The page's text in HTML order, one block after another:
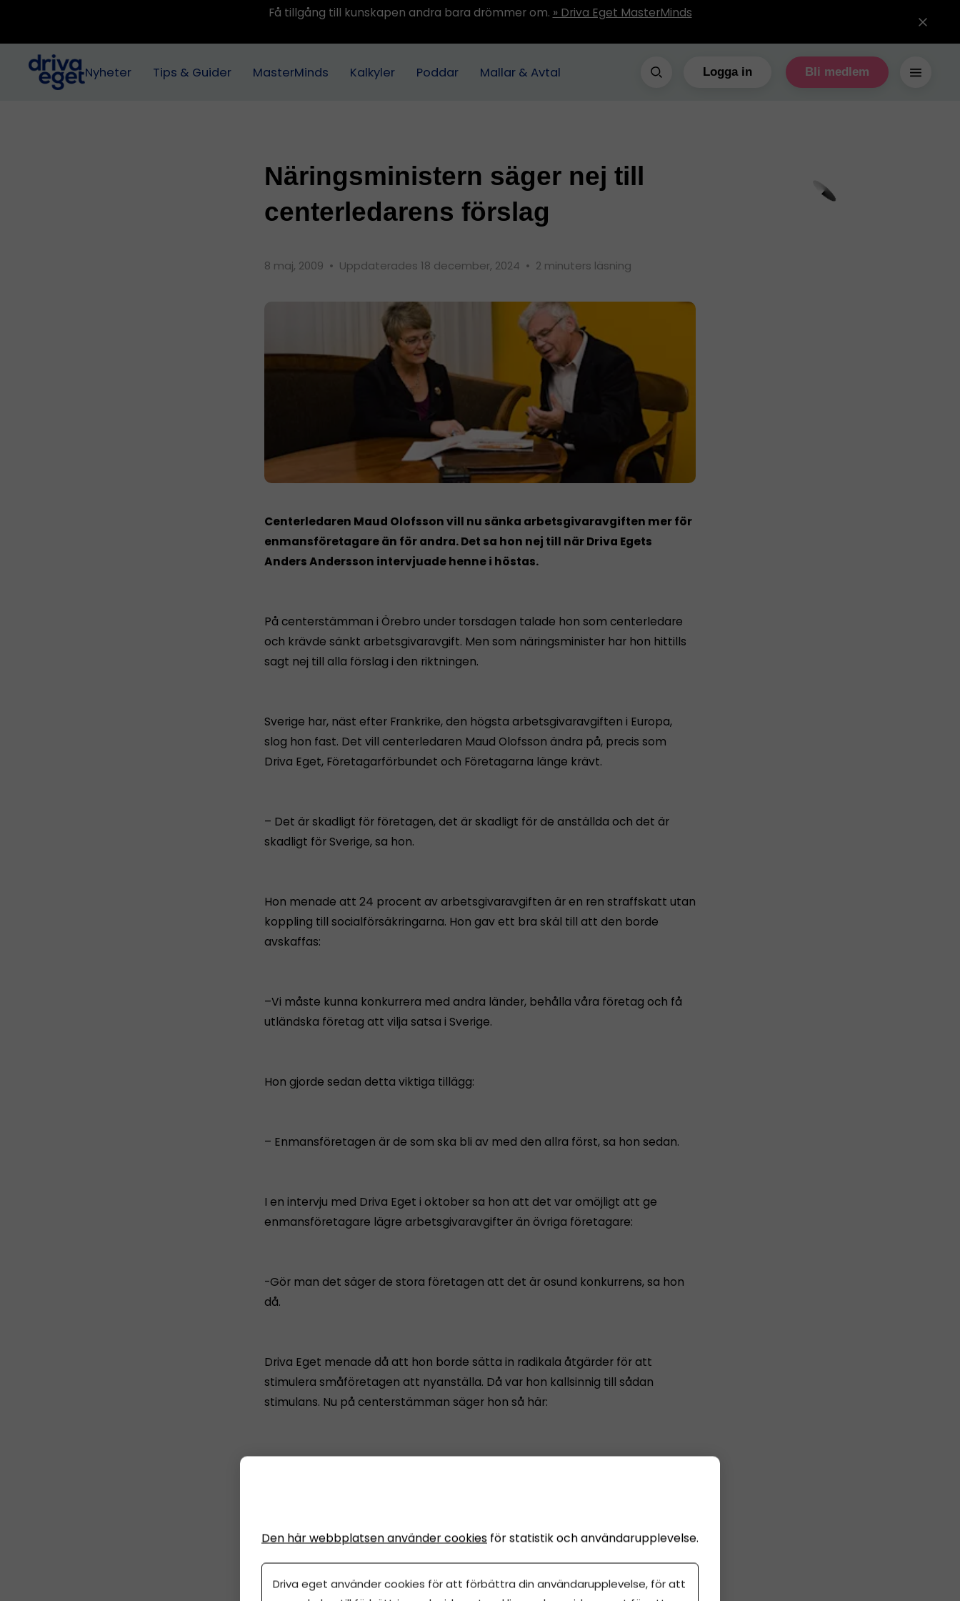
Få tillgång till kunskapen andra bara drömmer om. » Driva Eget MasterMinds
Nyheter Tips & Guider MasterMinds Kalkyler Poddar Mallar & Avtal Logga in Bli medlem
Näringsministern säger nej till
centerledarens förslag
8 maj, 2009 • Uppdaterades 18 december, 2024 • 2 minuters läsning
Centerledaren Maud Olofsson vill nu sänka arbetsgivaravgiften mer för
enmansföretagare än för andra. Det sa hon nej till när Driva Egets
Anders Andersson intervjuade henne i höstas.
På centerstämman i Örebro under torsdagen talade hon som centerledare
och krävde sänkt arbetsgivaravgift. Men som näringsminister har hon hittills
sagt nej till alla förslag i den riktningen.
Sverige har, näst efter Frankrike, den högsta arbetsgivaravgiften i Europa,
slog hon fast. Det vill centerledaren Maud Olofsson ändra på, precis som
Driva Eget, Företagarförbundet och Företagarna länge krävt.
– Det är skadligt för företagen, det är skadligt för de anställda och det är
skadligt för Sverige, sa hon.
Hon menade att 24 procent av arbetsgivaravgiften är en ren straffskatt utan
koppling till socialförsäkringarna. Hon gav ett bra skäl till att den borde
avskaffas:
–Vi måste kunna konkurrera med andra länder, behålla våra företag och få
utländska företag att vilja satsa i Sverige.
Hon gjorde sedan detta viktiga tillägg:
– Enmansföretagen är de som ska bli av med den allra först, sa hon sedan.
I en intervju med Driva Eget i oktober sa hon att det var omöjligt att ge
enmansföretagare lägre arbetsgivaravgifter än övriga företagare:
-Gör man det säger de stora företagen att det är osund konkurrens, sa hon
då.
Driva Eget menade då att hon borde sätta in radikala åtgärder för att
stimulera småföretagen att nyanställa. Då var hon kallsinnig till sådan
stimulans. Nu på centerstämman säger hon så här:
– Det finns ungefär 500 000 småföretag i Sverige. Om bara en fjärdedel av
Centerledaren fick starka applåder av centerpartisterna när hon sa så här:
Den här webbplatsen använder cookies för statistik och användarupplevelse.
Driva eget använder cookies för att förbättra din användarupplevelse, för att